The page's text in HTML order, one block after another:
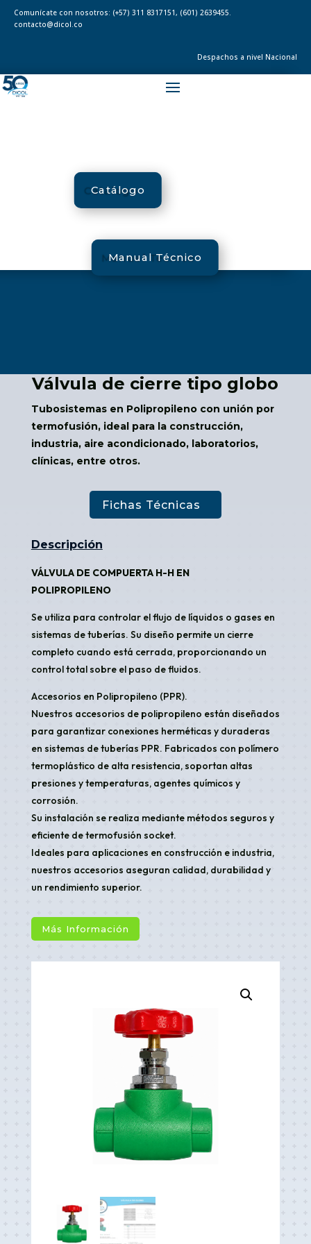
Comunícate con nosotros: (+57) 311 8317151, (601) 2639455.
contacto@dicol.co
Despachos a nivel Nacional
Catálogo
Manual Técnico
Válvula de cierre tipo globo
Tubosistemas en Polipropileno con unión por
termofusión, ideal para la construcción,
industria, aire acondicionado, laboratorios,
clínicas, entre otros.
Fichas Técnicas
Descripción
VÁLVULA DE COMPUERTA H-H EN
POLIPROPILENO
Se utiliza para controlar el flujo de líquidos o gases en
sistemas de tuberías. Su diseño permite un cierre
completo cuando está cerrada, proporcionando un
control total sobre el paso de fluidos.
Accesorios en Polipropileno (PPR).
Nuestros accesorios de polipropileno están diseñados
para garantizar conexiones herméticas y duraderas
en sistemas de tuberías PPR. Fabricados con polímero
termoplástico de alta resistencia, soportan altas
presiones y temperaturas, agentes químicos y
corrosión.
Su instalación se realiza mediante métodos seguros y
eficiente de termofusión socket.
Ideales para aplicaciones en construcción e industria,
nuestros accesorios aseguran calidad, durabilidad y
un rendimiento superior.
Más Información